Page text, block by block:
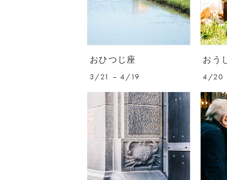
おひつじ座
3/21 – 4/19
おう
4/20